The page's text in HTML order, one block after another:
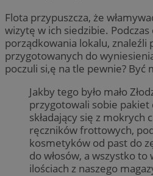
Flota przypuszcza, że
wizytę w ich siedzibie. Podczas
porządkowania lokalu, znaleźli
przygotowanych do
poczuli si,ę na tle pewnie? Być
Jakby tego było mało
przygotowali sobie pakiet
składający się z mokrych
ręczników frottowych,
kosmetyków od past do
do włosów, a wszystko
ilościach z naszego